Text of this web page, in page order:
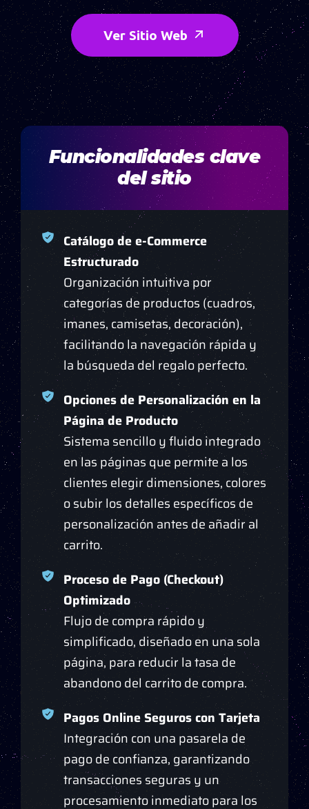
Ver Sitio Web
Funcionalidades clave
del sitio
Catálogo de e-Commerce
Estructurado
Organización intuitiva por
categorías de productos (cuadros,
imanes, camisetas, decoración),
facilitando la navegación rápida y
la búsqueda del regalo perfecto.
Opciones de Personalización en la
Página de Producto
Sistema sencillo y fluido integrado
en las páginas que permite a los
clientes elegir dimensiones, colores
o subir los detalles específicos de
personalización antes de añadir al
carrito.
Proceso de Pago (Checkout)
Optimizado
Flujo de compra rápido y
simplificado, diseñado en una sola
página, para reducir la tasa de
abandono del carrito de compra.
Pagos Online Seguros con Tarjeta
Integración con una pasarela de
pago de confianza, garantizando
transacciones seguras y un
procesamiento inmediato para los